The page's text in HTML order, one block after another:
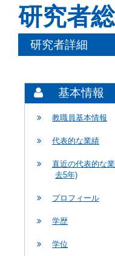
研究者
研究者詳細
基本情報
教職員基本情報
代表的な業績
直近の代表的な
去5年)
プロフィール
学歴
学位